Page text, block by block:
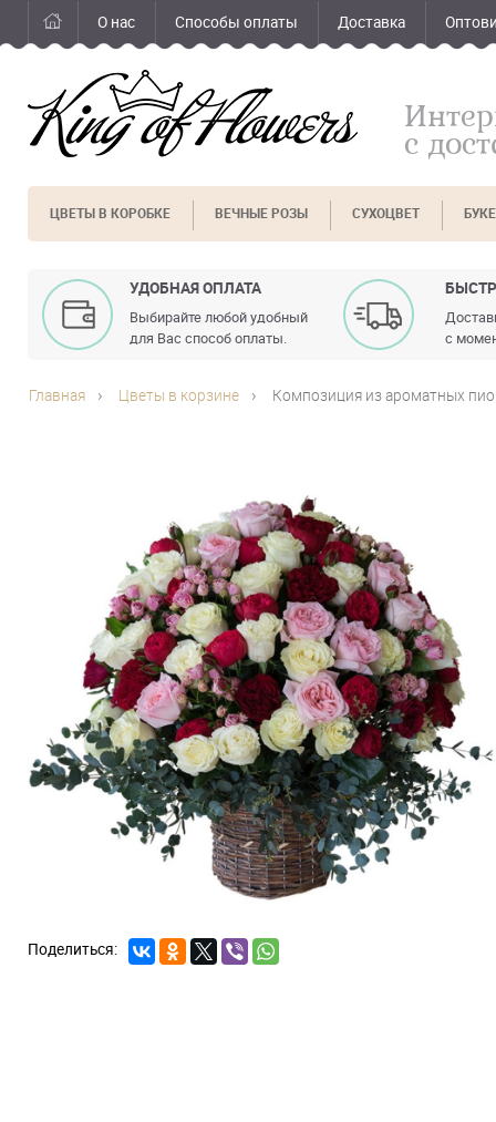
О нас Способы оплаты Доставка
с
ЦВЕТЫ В КОРОБКЕ ВЕЧНЫЕ РОЗЫ СУХОЦВЕТ
УДОБНАЯ ОПЛАТА
Выбирайте любой удобный
для Вас способ оплаты.
с
Главная Цветы в корзине Композиция из ароматных